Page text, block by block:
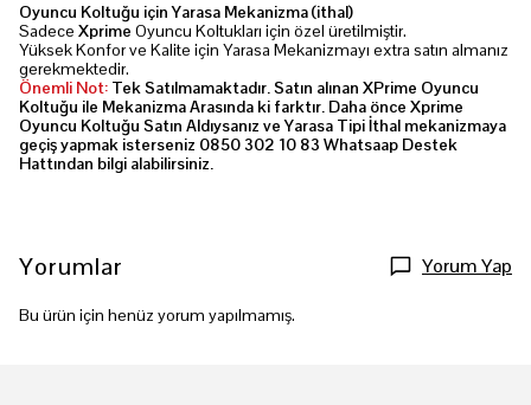
Oyuncu Koltuğu için Yarasa Mekanizma (ithal)
Sadece Xprime Oyuncu Koltukları için özel üretilmiştir.
Yüksek Konfor ve Kalite için Yarasa Mekanizmayı extra satın almanız
gerekmektedir.
Önemli Not: Tek Satılmamaktadır. Satın alınan XPrime Oyuncu
Koltuğu ile Mekanizma Arasında ki farktır. Daha önce Xprime
Oyuncu Koltuğu Satın Aldıysanız ve Yarasa Tipi İthal mekanizmaya
geçiş yapmak isterseniz 0850 302 10 83 Whatsaap Destek
Hattından bilgi alabilirsiniz.
Yorumlar Yorum Yap
Bu ürün için henüz yorum yapılmamış.